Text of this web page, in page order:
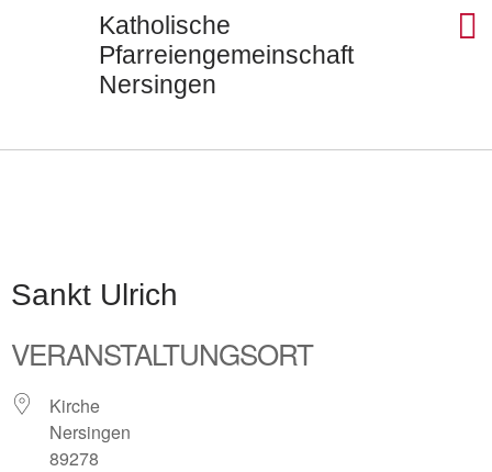
Katholische
Pfarreiengemeinschaft
Nersingen
Sankt Ulrich
VERANSTALTUNGSORT
Kirche
Nersingen
89278